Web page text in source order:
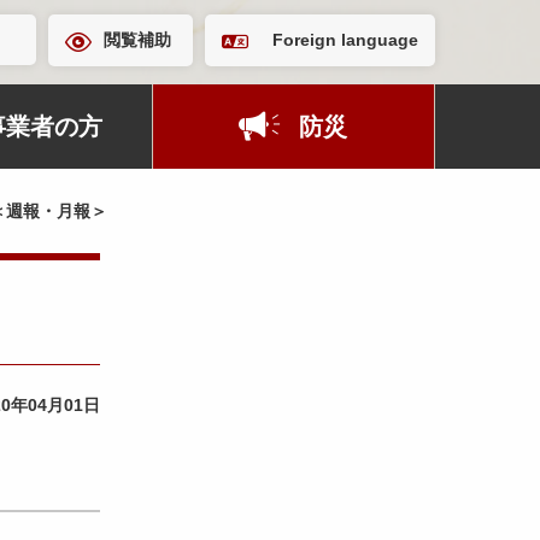
閲覧補助 Foreign language
業者の方 防災
報・月報＞
年04月01日